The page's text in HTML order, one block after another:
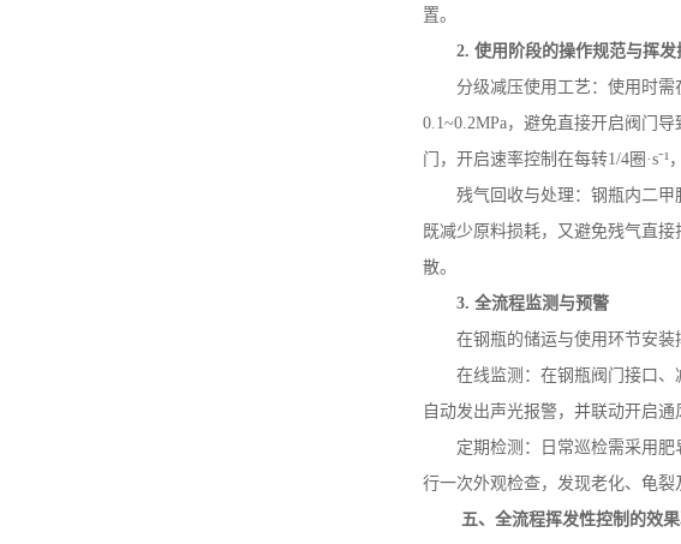
置。
2.使用阶段的操作规范与挥发
分级减压使用工艺：使用时
0.1~0.2MPa，避免直接开启阀门
门，开启速率控制在每转1/4圈·s⁻¹
残气回收与处理：钢瓶内二甲
既减少原料损耗，又避免残气直
散。
3.全流程监测与预警
在钢瓶的储运与使用环节安装
在线监测：在钢瓶阀门接口
自动发出声光报警，并联动开启
定期检测：日常巡检需采用
行一次外观检查，发现老化、龟裂
五、全流程挥发性控制的效